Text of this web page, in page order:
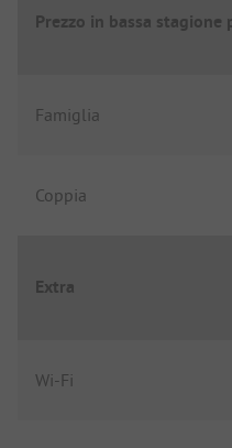
Prezzo in bassa stagione
Famiglia
Coppia
Extra
Wi-Fi